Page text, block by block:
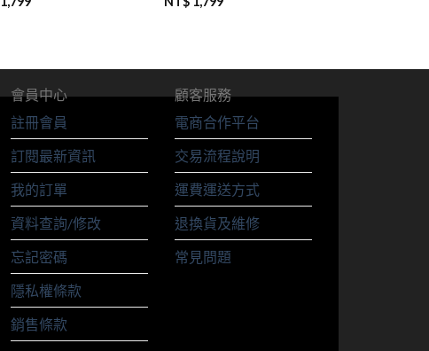
會員中心
註冊會員
訂閱最新資訊
我的訂單
資料查詢/修改
忘記密碼
隱私權條款
銷售條款
顧客服務
電商合作平台
交易流程說明
運費運送方式
退換貨及維修
常見問題